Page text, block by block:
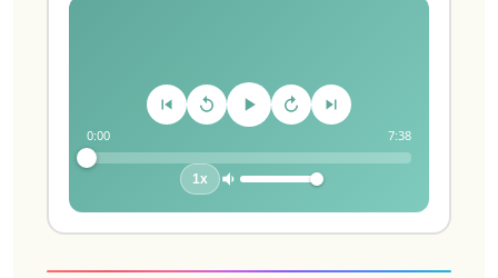
0:00 7:38
1x